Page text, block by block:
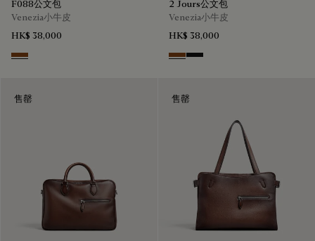
F088公文包
Venezia小牛皮
HK$ 38,000
Cacao Intenso
2 Jours公文包
Venezia小牛皮
HK$ 38,000
Cacao Intenso
Nero Grigio
售罄 售罄